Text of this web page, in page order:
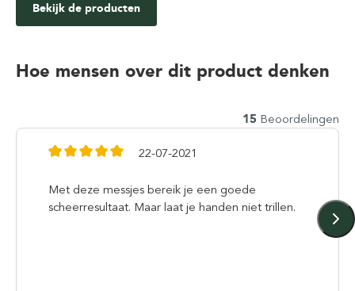
Bekijk de producten
Hoe mensen over dit product denken
15 Beoordelingen
22-07-2021
Met deze messjes bereik je een goede
scheerresultaat. Maar laat je handen niet trillen.